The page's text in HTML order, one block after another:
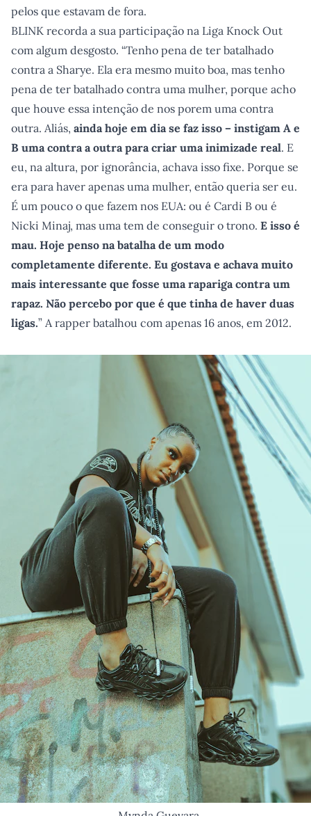
pelos que estavam de fora.
BLINK recorda a sua participação na Liga Knock Out
com algum desgosto. “Tenho pena de ter batalhado
contra a Sharye. Ela era mesmo muito boa, mas tenho
pena de ter batalhado contra uma mulher, porque acho
que houve essa intenção de nos porem uma contra
outra. Aliás, ainda hoje em dia se faz isso – instigam A e
B uma contra a outra para criar uma inimizade real. E
eu, na altura, por ignorância, achava isso fixe. Porque se
era para haver apenas uma mulher, então queria ser eu.
É um pouco o que fazem nos EUA: ou é Cardi B ou é
Nicki Minaj, mas uma tem de conseguir o trono. E isso é
mau. Hoje penso na batalha de um modo
completamente diferente. Eu gostava e achava muito
mais interessante que fosse uma rapariga contra um
rapaz. Não percebo por que é que tinha de haver duas
ligas.” A rapper batalhou com apenas 16 anos, em 2012.